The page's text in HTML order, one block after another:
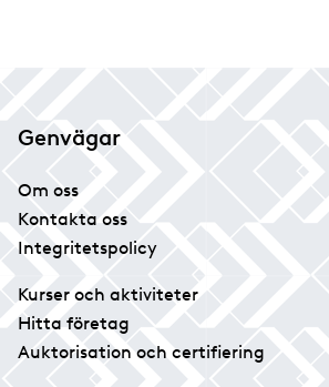
Genvägar
Om oss
Kontakta oss
Integritetspolicy
Kurser och aktiviteter
Hitta företag
Auktorisation och certifiering